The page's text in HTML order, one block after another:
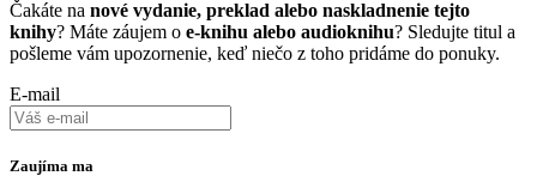
Čakáte na nové vydanie, preklad alebo naskladnenie tejto
knihy? Máte záujem o e-knihu alebo audioknihu? Sledujte titul a
pošleme vám upozornenie, keď niečo z toho pridáme do ponuky.
E-mail
Zaujíma ma